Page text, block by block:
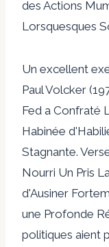
des Actions
Lorsquesques
Un excellent
Paul Volcker
Fed a Confraté
Habinée
Stagnante.
Nourri Un Pris
d'Ausiner
une Profonde
politiques aient